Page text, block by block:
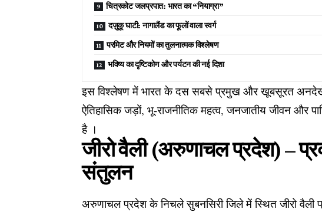
चित्रकोट जलप्रपात: भारत का “नियाग्रा”
दज़ुकू घाटी: नागालैंड का फूलों वाला स्वर्ग
परमिट और नियमों का तुलनात्मक विश्लेषण
भविष्य का दृष्टिकोण और पर्यटन की नई दिशा
इस विश्लेषण में भारत के दस सबसे प्रमुख और खूबसूरत अनदेखे
ऐतिहासिक जड़ों, भू-राजनीतिक महत्व, जनजातीय जीवन और
है ।
जीरो वैली (अरुणाचल प्रदेश) –
संतुलन
अरुणाचल प्रदेश के निचले सुबनसिरी जिले में स्थित जीरो